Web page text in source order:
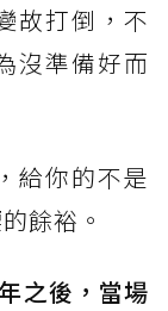
故打倒，不
沒準備好而
給你的不是
餘裕。
之後，當場